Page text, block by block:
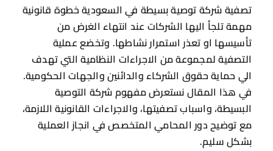
تصفية شركة توصية بسيطة في السعودية خطوة قانونية
مهمة تلجأ اليها الشركات عند انتهاء الغرض من
تأسيسها او تعذر استمرار نشاطها. وتخضع عملية
التصفية لمجموعة من الاجراءات النظامية التي تهدف
الي حماية حقوق الشركاء والدائنين والجهات الحكومية.
في هذا المقال نستعرض مفهوم شركة التوصية
البسيطة، واسباب تصفيتها، والاجراءات القانونية اللازمة،
مع توضيح دور المحامي المتخصص في انجاز العملية
بشكل سليم.